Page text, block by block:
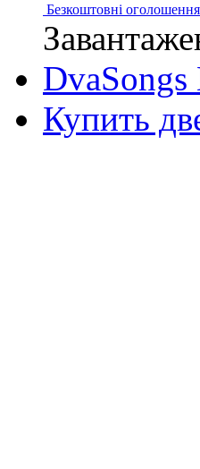
Безкоштовні оголошення
DvaSongs
Купить